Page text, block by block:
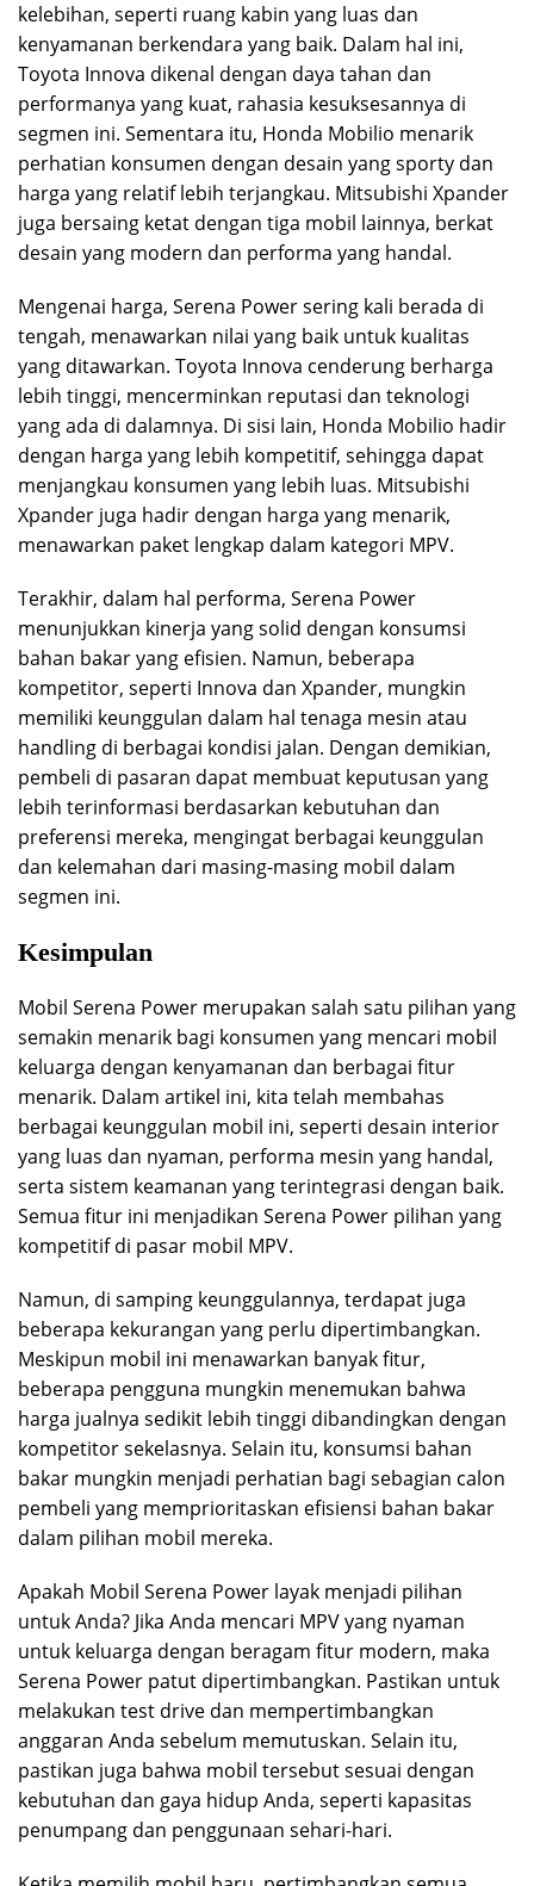
kelebihan, seperti ruang kabin yang luas dan
kenyamanan berkendara yang baik. Dalam hal ini,
Toyota Innova dikenal dengan daya tahan dan
performanya yang kuat, rahasia kesuksesannya di
segmen ini. Sementara itu, Honda Mobilio menarik
perhatian konsumen dengan desain yang sporty dan
harga yang relatif lebih terjangkau. Mitsubishi Xpander
juga bersaing ketat dengan tiga mobil lainnya, berkat
desain yang modern dan performa yang handal.
Mengenai harga, Serena Power sering kali berada di
tengah, menawarkan nilai yang baik untuk kualitas
yang ditawarkan. Toyota Innova cenderung berharga
lebih tinggi, mencerminkan reputasi dan teknologi
yang ada di dalamnya. Di sisi lain, Honda Mobilio hadir
dengan harga yang lebih kompetitif, sehingga dapat
menjangkau konsumen yang lebih luas. Mitsubishi
Xpander juga hadir dengan harga yang menarik,
menawarkan paket lengkap dalam kategori MPV.
Terakhir, dalam hal performa, Serena Power
menunjukkan kinerja yang solid dengan konsumsi
bahan bakar yang efisien. Namun, beberapa
kompetitor, seperti Innova dan Xpander, mungkin
memiliki keunggulan dalam hal tenaga mesin atau
handling di berbagai kondisi jalan. Dengan demikian,
pembeli di pasaran dapat membuat keputusan yang
lebih terinformasi berdasarkan kebutuhan dan
preferensi mereka, mengingat berbagai keunggulan
dan kelemahan dari masing-masing mobil dalam
segmen ini.
Kesimpulan
Mobil Serena Power merupakan salah satu pilihan yang
semakin menarik bagi konsumen yang mencari mobil
keluarga dengan kenyamanan dan berbagai fitur
menarik. Dalam artikel ini, kita telah membahas
berbagai keunggulan mobil ini, seperti desain interior
yang luas dan nyaman, performa mesin yang handal,
serta sistem keamanan yang terintegrasi dengan baik.
Semua fitur ini menjadikan Serena Power pilihan yang
kompetitif di pasar mobil MPV.
Namun, di samping keunggulannya, terdapat juga
beberapa kekurangan yang perlu dipertimbangkan.
Meskipun mobil ini menawarkan banyak fitur,
beberapa pengguna mungkin menemukan bahwa
harga jualnya sedikit lebih tinggi dibandingkan dengan
kompetitor sekelasnya. Selain itu, konsumsi bahan
bakar mungkin menjadi perhatian bagi sebagian calon
pembeli yang memprioritaskan efisiensi bahan bakar
dalam pilihan mobil mereka.
Apakah Mobil Serena Power layak menjadi pilihan
untuk Anda? Jika Anda mencari MPV yang nyaman
untuk keluarga dengan beragam fitur modern, maka
Serena Power patut dipertimbangkan. Pastikan untuk
melakukan test drive dan mempertimbangkan
anggaran Anda sebelum memutuskan. Selain itu,
pastikan juga bahwa mobil tersebut sesuai dengan
kebutuhan dan gaya hidup Anda, seperti kapasitas
penumpang dan penggunaan sehari-hari.